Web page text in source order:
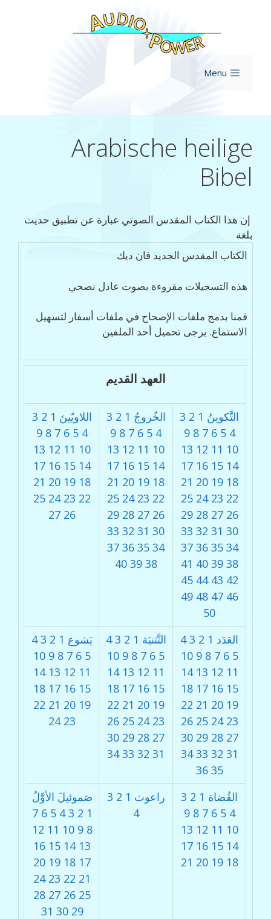
Menu
Arabische heilige
Bibel
‏ إن هذا الكتاب المقدس الصوتي عبارة عن تطبيق حديث
بلغة‏
الكتاب المقدس الجديد فان ديك
هذه التسجيلات مقروءة بصوت عادل نصحي
قمنا بدمج ملفات الإصحاح في ملفات أسفار لتسهيل
الاستماع. يرجى تحميل أحد الملفين
العهد القديم
التَّكوينُ 1
2
3
4
5
6
7
8
9
10
11
12
13
14
15
16
17
18
19
20
21
22
23
24
25
26
27
28
29
30
31
32
33
34
35
36
37
38
39
40
41
42
43
44
45
46
47
48
49
50
الخُروجُ 1
2
3
4
5
6
7
8
9
10
11
12
13
14
15
16
17
18
19
20
21
22
23
24
25
26
27
28
29
30
31
32
33
34
35
36
37
38
39
40
اللاويّينَ 1
2
3
4
5
6
7
8
9
10
11
12
13
14
15
16
17
18
19
20
21
22
23
24
25
26
27
العَدَد 1
2
3
4
5
6
7
8
9
10
11
12
13
14
15
16
17
18
19
20
21
22
23
24
25
26
27
28
29
30
31
32
33
34
35
36
التَّثنيَة 1
2
3
4
5
6
7
8
9
10
11
12
13
14
15
16
17
18
19
20
21
22
23
24
25
26
27
28
29
30
31
32
33
34
يَشوع 1
2
3
4
5
6
7
8
9
10
11
12
13
14
15
16
17
18
19
20
21
22
23
24
القُضاة 1
2
3
4
5
6
7
8
9
10
11
12
13
14
15
16
17
18
19
20
21
راعوث 1
2
3
4
صَموئيلَ الأوَّلُ
1
2
3
4
5
6
7
8
9
10
11
12
13
14
15
16
17
18
19
20
21
22
23
24
25
26
27
28
29
30
31